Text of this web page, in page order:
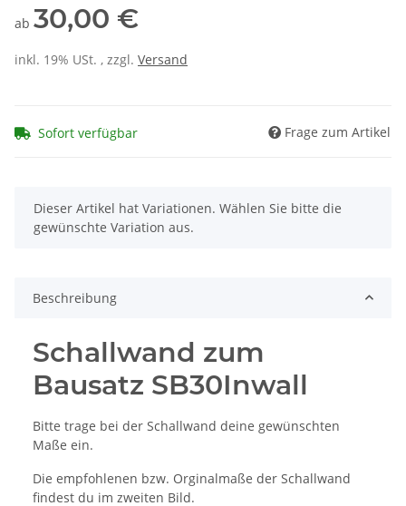
ab 30,00 €
inkl. 19% USt. , zzgl. Versand
Sofort verfügbar Frage zum Artikel
x
Dieser Artikel hat Variationen. Wählen Sie bitte die
gewünschte Variation aus.
Beschreibung
Schallwand zum
Bausatz SB30Inwall
Bitte trage bei der Schallwand deine gewünschten
Maße ein.
Die empfohlenen bzw. Orginalmaße der Schallwand
findest du im zweiten Bild.